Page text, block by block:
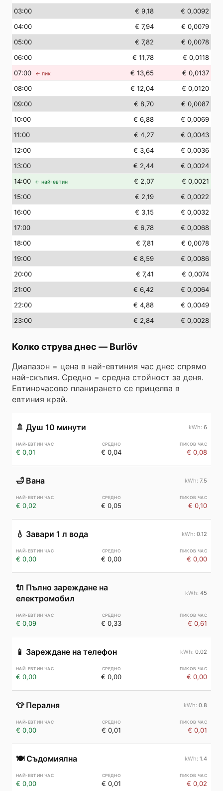
03:00 € 9,18
€ 0,0092
04:00 € 7,94
€ 0,0079
05:00 € 7,82
€ 0,0078
06:00 € 11,78
€ 0,0118
07:00 ← пик € 13,65
€ 0,0137
08:00 € 12,04
€ 0,0120
09:00 € 8,70
€ 0,0087
10:00 € 6,88
€ 0,0069
11:00 € 4,27
€ 0,0043
12:00 € 3,64
€ 0,0036
13:00 € 2,44
€ 0,0024
14:00 ← най-евтин € 2,07
€ 0,0021
15:00 € 2,19
€ 0,0022
16:00 € 3,15
€ 0,0032
17:00 € 6,78
€ 0,0068
18:00 € 7,81
€ 0,0078
19:00 € 8,59
€ 0,0086
20:00 € 7,41
€ 0,0074
21:00 € 6,42
€ 0,0064
22:00 € 4,88
€ 0,0049
23:00 € 2,84 € 0,0028
Колко струва днес — Burlöv
Диапазон = цена в най-евтиния час днес спрямо
най-скъпия. Средно = средна стойност за деня.
Евтиночасово планирането се прицелва в
евтиния край.
🚿 Душ 10 минути 6
€ 0,01 € 0,04 € 0,08
🛁 Вана 7.5
€ 0,02 € 0,05 € 0,10
💧 Завари 1 л вода 0.12
€ 0,00 € 0,00 € 0,00
🔌 Пълно зареждане на
електромобил
45
€ 0,09 € 0,33 € 0,61
📱 Зареждане на телефон 0.02
€ 0,00 € 0,00 € 0,00
👕 Пералня 0.8
€ 0,00 € 0,01 € 0,01
🍽️ Съдомиялна 1.4
€ 0,00 € 0,01 € 0,02